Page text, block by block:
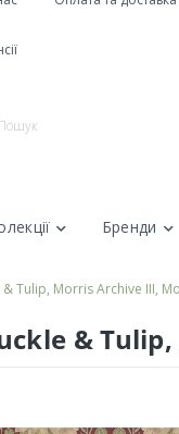
Бренди
Tulip, Morris Archive III,
&